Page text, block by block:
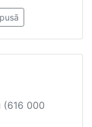
(616 000